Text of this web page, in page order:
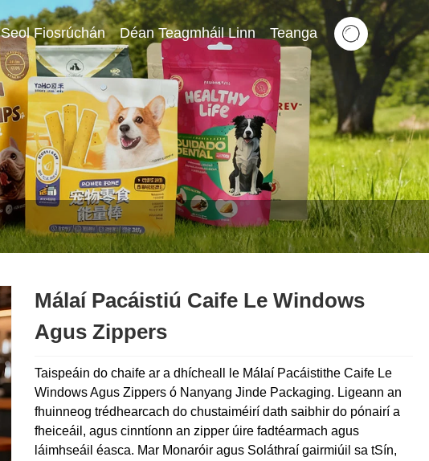
Seol Fiosrúchán Déan Teagmháil Linn Teanga
Málaí Pacáistiú Caife Le Windows
Agus Zippers
Taispeáin do chaife ar a dhícheall le Málaí Pacáistithe Caife Le
Windows Agus Zippers ó Nanyang Jinde Packaging. Ligeann an
fhuinneog trédhearcach do chustaiméirí dath saibhir do pónairí a
fheiceáil, agus cinntíonn an zipper úire fadtéarmach agus
láimhseáil éasca. Mar Monaróir agus Soláthraí gairmiúil sa tSín,